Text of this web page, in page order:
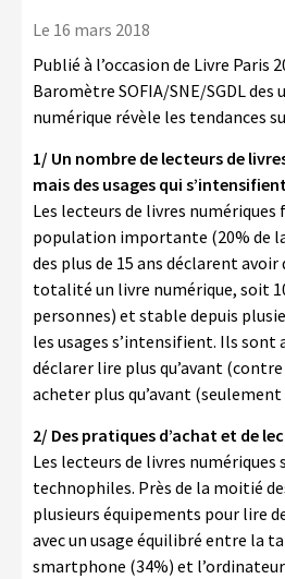
Le 16 mars 2018
Publié à l’occasion de Livre Paris
Baromètre SOFIA/SNE/SGDL des
numérique révèle les tendances
1/ Un nombre de lecteurs de
mais des usages qui s’intensifient
Les lecteurs de livres
population importante (20% de
des plus de 15 ans déclarent
totalité un livre numérique, soit
personnes) et stable depuis
les usages s’intensifient. Ils sont
déclarer lire plus qu’avant (contre
acheter plus qu’avant (seulement
2/ Des pratiques d’achat et de
Les lecteurs de livres numériques
technophiles. Près de la moitié
plusieurs équipements pour lire
avec un usage équilibré entre la
smartphone (34%) et